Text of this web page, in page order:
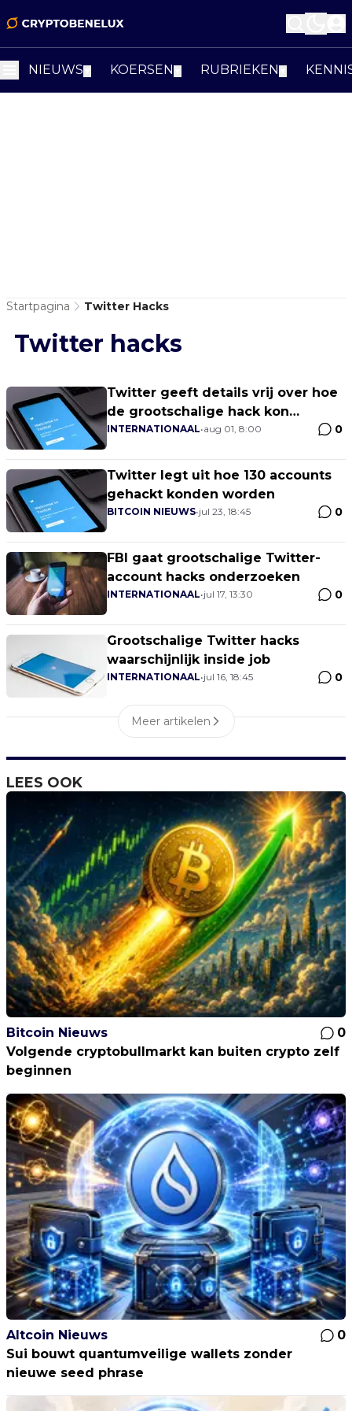
NIEUWS KOERSEN RUBRIEKEN
Startpagina Twitter Hacks
Twitter hacks
Twitter geeft details vrij over hoe
de grootschalige hack kon
gebeuren
INTERNATIONAAL•aug 01, 8:00 0
Twitter legt uit hoe 130 accounts
gehackt konden worden
BITCOIN NIEUWS•jul 23, 18:45 0
FBI gaat grootschalige Twitter-
account hacks onderzoeken
INTERNATIONAAL•jul 17, 13:30 0
Grootschalige Twitter hacks
waarschijnlijk inside job
INTERNATIONAAL•jul 16, 18:45 0
Meer artikelen
LEES OOK
Bitcoin Nieuws
0
Volgende cryptobullmarkt kan buiten crypto zelf
beginnen
Altcoin Nieuws
0
Sui bouwt quantumveilige wallets zonder
nieuwe seed phrase